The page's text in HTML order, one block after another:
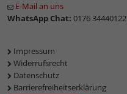
E-Mail an uns
WhatsApp Chat: 0176 34440122
Impressum
Widerrufsrecht
Datenschutz
Barrierefreiheitserklärung